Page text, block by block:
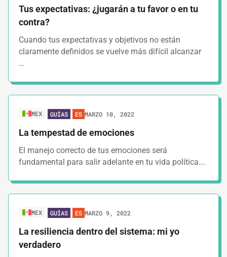
Tus expectativas: ¿jugarán a tu favor o en tu
contra?
Cuando tus expectativas y objetivos no están
claramente definidos se vuelve más difícil alcanzar
…
MEX GUÍAS ES MARZO 10, 2022
La tempestad de emociones
El manejo correcto de tus emociones será
fundamental para salir adelante en tu vida política….
MEX GUÍAS ES MARZO 9, 2022
La resiliencia dentro del sistema: mi yo
verdadero